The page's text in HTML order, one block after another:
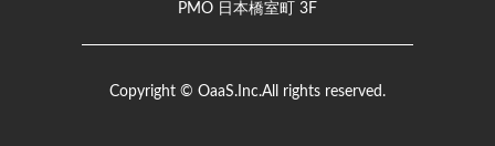
PMO 日本橋室町 3F
Copyright © OaaS.Inc.All rights reserved.